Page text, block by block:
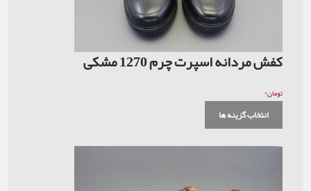
کفش مردانه اسپرت چرم 1270 مشکی
تومان۰
انتخاب گزینه ها